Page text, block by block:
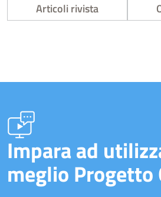
Articoli rivista
Impara ad
meglio Progetto